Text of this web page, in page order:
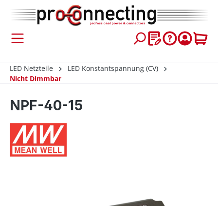
springen
LED Netzteile
LED Konstantspannung (CV)
Nicht Dimmbar
NPF-40-15